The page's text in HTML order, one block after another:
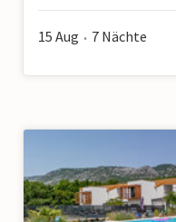
15 Aug • 7 Nächte